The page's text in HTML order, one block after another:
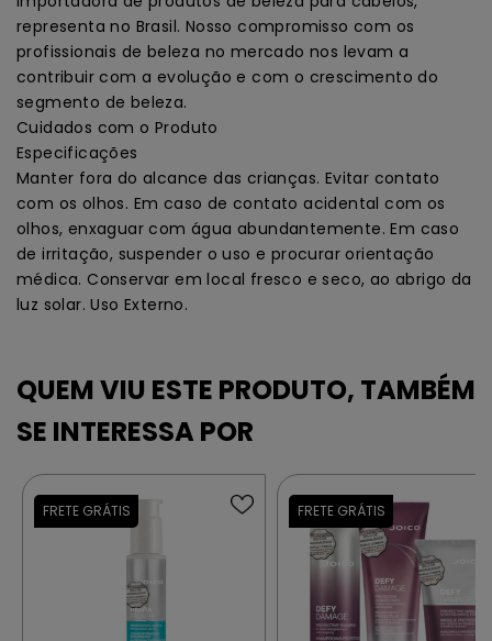
representa no Brasil. Nosso compromisso com os
profissionais de beleza no mercado nos levam a
contribuir com a evolução e com o crescimento do
segmento de beleza.
Cuidados com o Produto
Especificações
Manter fora do alcance das crianças. Evitar contato
com os olhos. Em caso de contato acidental com os
olhos, enxaguar com água abundantemente. Em caso
de irritação, suspender o uso e procurar orientação
médica. Conservar em local fresco e seco, ao abrigo da
luz solar. Uso Externo.